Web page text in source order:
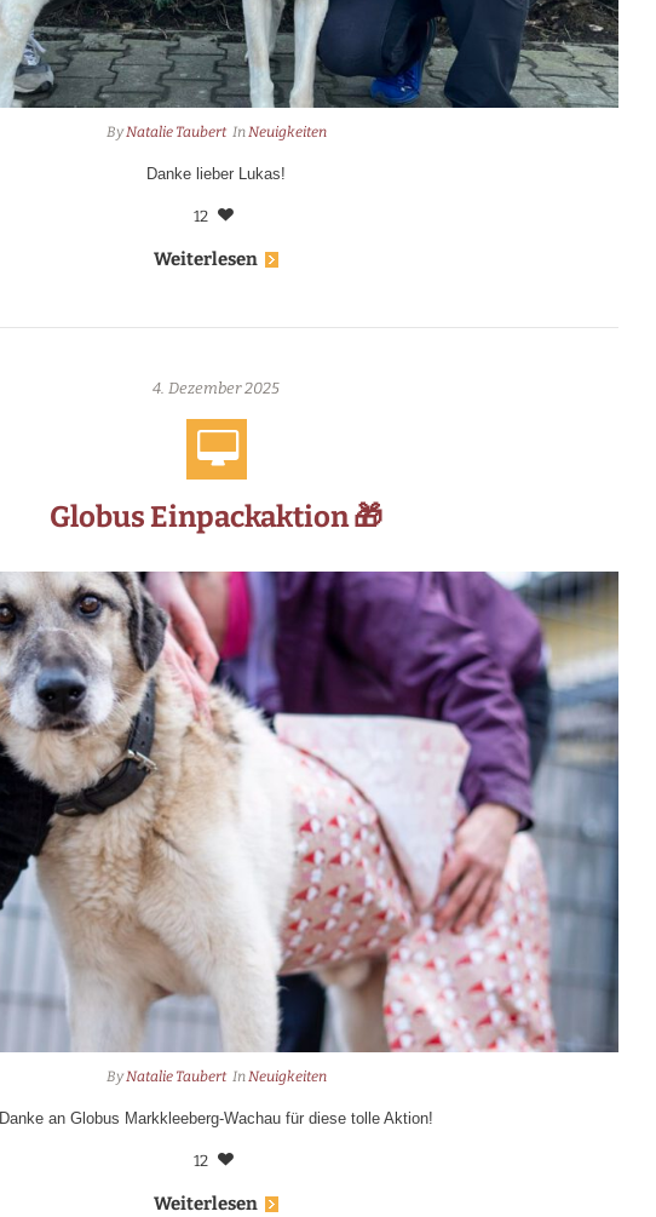
ByNatalie Taubert InNeuigkeiten
Danke lieber Lukas!
12
Weiterlesen
4. Dezember 2025
Globus Einpackaktion 🎁
ByNatalie Taubert InNeuigkeiten
Danke an Globus Markkleeberg-Wachau für diese tolle Aktion!
12
Weiterlesen